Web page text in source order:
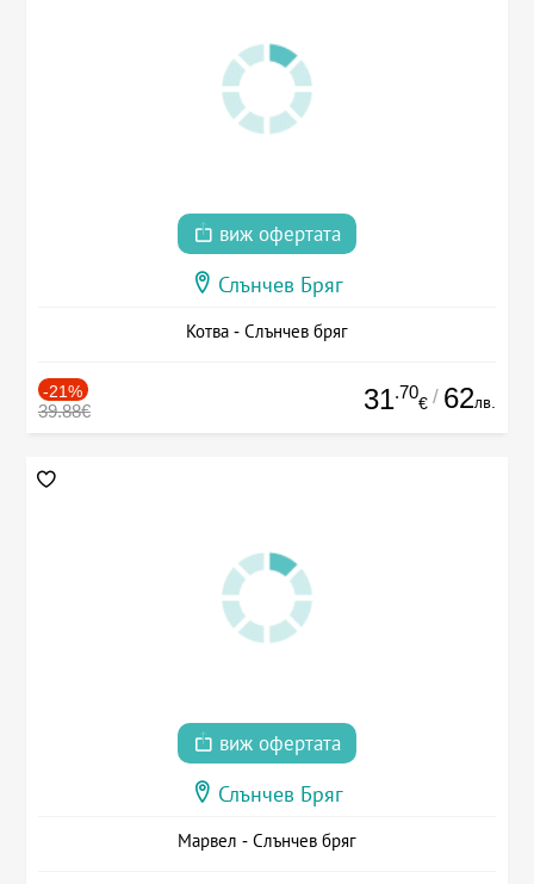
виж офертата
Слънчев Бряг
Котва - Слънчев бряг
-21%
39.88€ 31.70
€ / 62лв.
виж офертата
Слънчев Бряг
Марвел - Слънчев бряг